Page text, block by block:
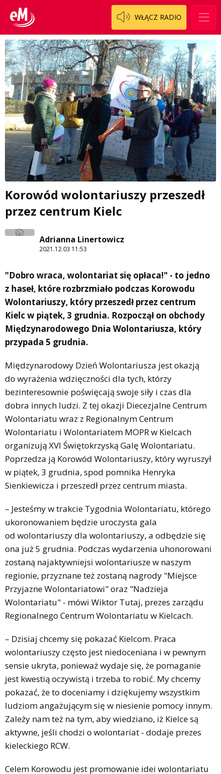
WŁĄCZ RADIO
Korowód wolontariuszy przeszedł
przez centrum Kielc
Adrianna Linertowicz
2021.12.03 11:53
"Dobro wraca, wolontariat się opłaca!" - to jedno
z haseł, które rozbrzmiało podczas Korowodu
Wolontariuszy, który przeszedł przez centrum
Kielc w piątek, 3 grudnia. Rozpoczął on obchody
Międzynarodowego Dnia Wolontariusza, który
przypada 5 grudnia.
Międzynarodowy Dzień Wolontariusza jest okazją
do wyrażenia wdzięczności dla tych, którzy
bezinteresownie poświęcają swoje siły i czas dla
dobra innych ludzi. Z tej okazji Diecezjalne Centrum
Wolontariatu wraz z Regionalnym Centrum
Wolontariatu i Wolontariatem MOPR w Kielcach
organizują XVI Świętokrzyską Galę Wolontariatu.
Poprzedza ją Korowód Wolontariuszy, który wyruszył
w piątek, 3 grudnia, spod pomnika Henryka
Sienkiewicza i przeszedł przez centrum miasta.
– Jesteśmy w trakcie Tygodnia Wolontariatu, którego
ukoronowaniem będzie uroczysta gala
od wolontariuszy dla wolontariuszy, a odbędzie się
ona już 5 grudnia. Podczas wydarzenia uhonorowani
zostaną najaktywniejsi wolontariusze w naszym
regionie, przyznane też zostaną nagrody "Miejsce
Przyjazne Wolontariatowi" oraz "Nadzieja
Wolontariatu" - mówi Wiktor Tutaj, prezes zarządu
Regionalnego Centrum Wolontariatu w Kielcach.
– Dzisiaj chcemy się pokazać Kielcom. Praca
wolontariuszy często jest niedoceniana i w pewnym
sensie ukryta, ponieważ wydaje się, że pomaganie
jest kwestią oczywistą i trzeba to robić. My chcemy
pokazać, że to doceniamy i dziękujemy wszystkim
ludziom angażującym się w niesienie pomocy innym.
Zależy nam też na tym, aby wiedziano, iż Kielce są
aktywne, jeśli chodzi o wolontariat - dodaje prezes
kieleckiego RCW.
Celem Korowodu jest promowanie idei wolontariatu